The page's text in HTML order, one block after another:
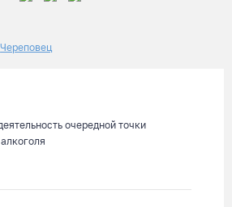
Череповец
очередной точки